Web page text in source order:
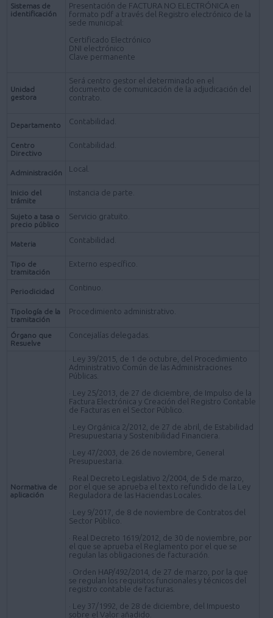
Sistemas de
identificación
Presentación de FACTURA NO ELECTRÓNICA en
formato pdf a través del Registro electrónico de la
sede municipal:
Certificado Electrónico
DNI electrónico
Clave permanente
Unidad
gestora
Será centro gestor el determinado en el
documento de comunicación de la adjudicación del
contrato.
Departamento Contabilidad.
Centro
Directivo
Contabilidad.
Administración Local.
Inicio del
trámite
Instancia de parte.
Sujeto a tasa o
precio público
Servicio gratuito.
Materia Contabilidad.
Tipo de
tramitación
Externo específico.
Periodicidad Continuo.
Tipología de la
tramitación
Procedimiento administrativo.
Órgano que
Resuelve
Concejalías delegadas.
Normativa de
aplicación
· Ley 39/2015, de 1 de octubre, del Procedimiento
Administrativo Común de las Administraciones
Públicas.
· Ley 25/2013, de 27 de diciembre, de Impulso de la
Factura Electrónica y Creación del Registro Contable
de Facturas en el Sector Público.
· Ley Orgánica 2/2012, de 27 de abril, de Estabilidad
Presupuestaria y Sostenibilidad Financiera.
· Ley 47/2003, de 26 de noviembre, General
Presupuestaria.
· Real Decreto Legislativo 2/2004, de 5 de marzo,
por el que se aprueba el texto refundido de la Ley
Reguladora de las Haciendas Locales.
· Ley 9/2017, de 8 de noviembre de Contratos del
Sector Público.
· Real Decreto 1619/2012, de 30 de noviembre, por
el que se aprueba el Reglamento por el que se
regulan las obligaciones de facturación.
· Orden HAP/492/2014, de 27 de marzo, por la que
se regulan los requisitos funcionales y técnicos del
registro contable de facturas.
· Ley 37/1992, de 28 de diciembre, del Impuesto
sobre el Valor añadido.